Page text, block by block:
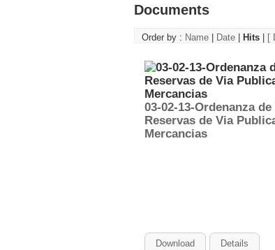
Documents
Order by : Name Date Hits [
03-02-13-Ordenanza
Reservas de Via
Mercancias
Download Details